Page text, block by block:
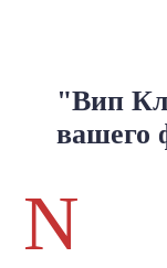
"Вип
вашего
N